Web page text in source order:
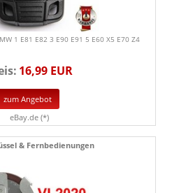
1 E81 E82 3 E90 E91 5 E60 X5 E70 Z4
16,99 EUR
zum Angebot
eBay.de (*)
& Fernbedienungen